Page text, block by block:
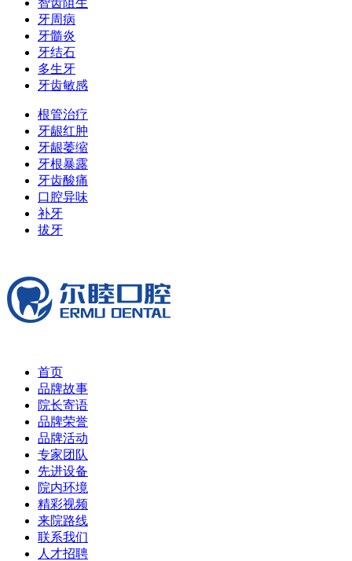
牙周病
牙髓炎
牙结石
多生牙
牙齿敏感
根管治疗
牙龈红肿
牙龈萎缩
牙根暴露
牙齿酸痛
口腔异味
补牙
拔牙
首页
品牌故事
院长寄语
品牌荣誉
品牌活动
专家团队
先进设备
院内环境
精彩视频
来院路线
联系我们
人才招聘